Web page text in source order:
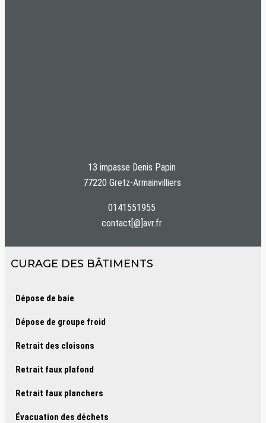
13 impasse Denis Papin
77220 Gretz-Armainvilliers
0141551955
contact[@]avr.fr
CURAGE DES BÂTIMENTS
Dépose de baie
Dépose de groupe froid
Retrait des cloisons
Retrait faux plafond
Retrait faux planchers
Évacuation des déchets